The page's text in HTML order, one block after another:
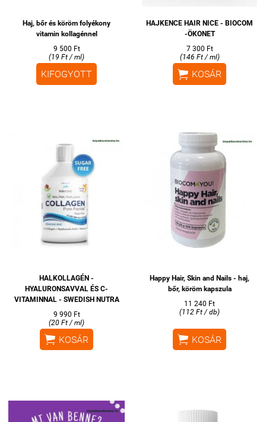
Haj, bőr és köröm folyékony
vitamin kollagénnel
9 500 Ft
(19 Ft / ml)
KIFOGYOTT
HAJKENCE HAIR NICE - BIOCOM
-ÖKONET
7 300 Ft
(146 Ft / ml)
 KOSÁR
HALKOLLAGÉN -
HYALURONSAVVAL ÉS C-
VITAMINNAL - SWEDISH NUTRA
9 990 Ft
(20 Ft / ml)
 KOSÁR
Happy Hair, Skin and Nails - haj,
bőr, köröm kapszula
11 240 Ft
(112 Ft / db)
 KOSÁR